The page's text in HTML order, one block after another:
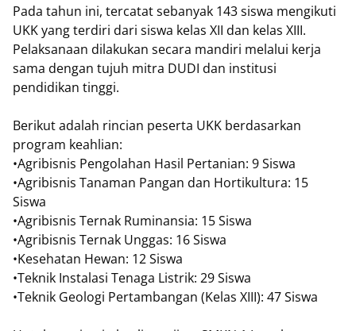
Pada tahun ini, tercatat sebanyak 143 siswa mengikuti
UKK yang terdiri dari siswa kelas XII dan kelas XIII.
Pelaksanaan dilakukan secara mandiri melalui kerja
sama dengan tujuh mitra DUDI dan institusi
pendidikan tinggi.
Berikut adalah rincian peserta UKK berdasarkan
program keahlian:
•Agribisnis Pengolahan Hasil Pertanian: 9 Siswa
•Agribisnis Tanaman Pangan dan Hortikultura: 15
Siswa
•Agribisnis Ternak Ruminansia: 15 Siswa
•Agribisnis Ternak Unggas: 16 Siswa
•Kesehatan Hewan: 12 Siswa
•Teknik Instalasi Tenaga Listrik: 29 Siswa
•Teknik Geologi Pertambangan (Kelas XIII): 47 Siswa